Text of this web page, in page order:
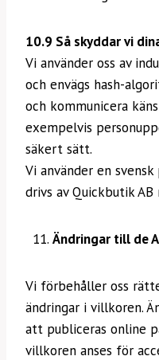
10.9 Så skyddar vi
Vi använder oss av
och envägs hash-
och kommunicera
exempelvis
säkert sätt.
Vi använder en
drivs av Quickbutik
Ändringar till de
Vi förbehåller oss
ändringar i villkoren.
att publiceras online
villkoren anses för